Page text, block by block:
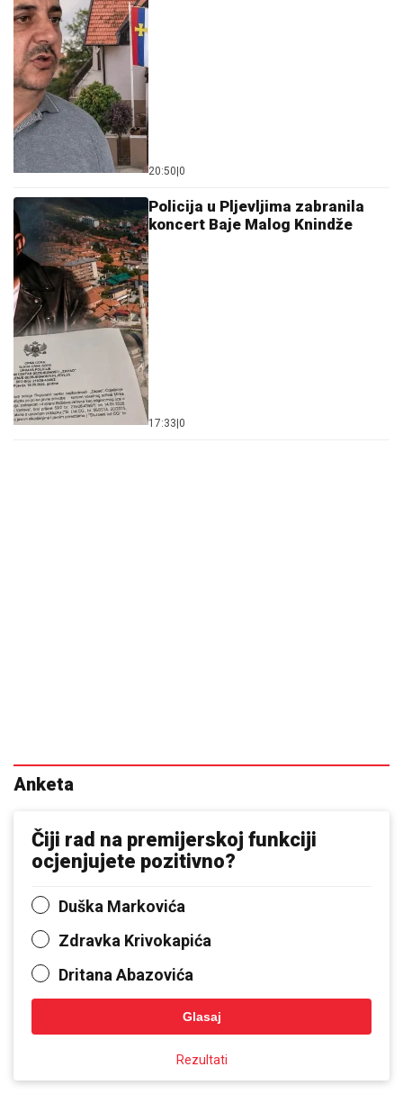
20:50|0
Policija u Pljevljima zabranila
koncert Baje Malog Knindže
17:33|0
Anketa
Čiji rad na premijerskoj funkciji
ocjenjujete pozitivno?
Duška Markovića
Zdravka Krivokapića
Dritana Abazovića
Glasaj
Rezultati